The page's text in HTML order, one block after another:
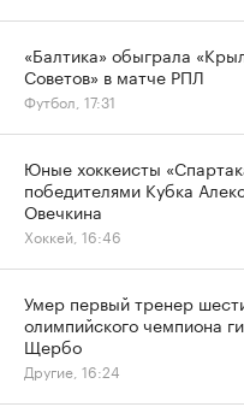
«Балтика» обыграла
Советов» в матче РПЛ
Футбол, 17:31
Юные хоккеисты
победителями Кубка
Овечкина
Хоккей, 16:46
Умер первый тренер
олимпийского чемпиона
Щербо
Другие, 16:24